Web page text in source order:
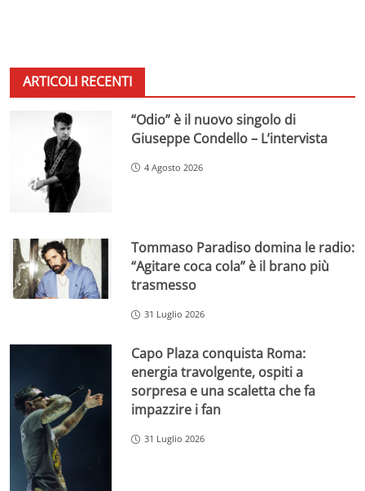
ARTICOLI RECENTI
“Odio” è il nuovo singolo di
Giuseppe Condello – L’intervista
4 Agosto 2026
Tommaso Paradiso domina le radio:
“Agitare coca cola” è il brano più
trasmesso
31 Luglio 2026
Capo Plaza conquista Roma:
energia travolgente, ospiti a
sorpresa e una scaletta che fa
impazzire i fan
31 Luglio 2026